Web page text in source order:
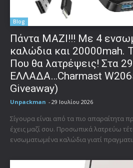
Blog
Πάντα ΜΑΖΙ!!! Με 4
καλώδια και 20000mah.
Που θα λατρέψεις! Στα
ΕΛΛΑΔΑ…Charmast
Giveaway)
Unpackman - 29 Ιουλίου 2026
Σίγουρα είναι από τα πιο απαραίτητα
έχεις μαζί σου. Προσωπικά λατρεύω
ενσωματωμένα καλώδια γιατί